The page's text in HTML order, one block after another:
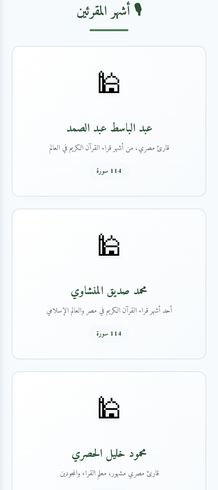
🎙️ أشهر المقرئين
🕌
عبد الباسط عبد الصمد
قارئ مصري، من أشهر قراء القرآن الكريم في العالم
114 سورة
🕌
محمد صديق المنشاوي
أحد أشهر قراء القرآن الكريم في مصر والعالم الإسلامي
114 سورة
🕌
محمود خليل الحصري
قارئ مصري مشهور، معلم القراء والمجودين